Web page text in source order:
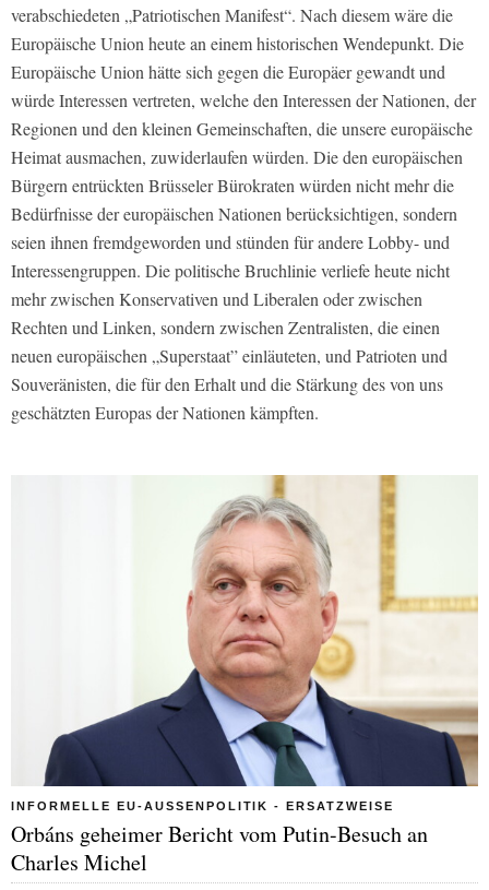
verabschiedeten „Patriotischen Manifest“. Nach diesem wäre die
Europäische Union heute an einem historischen Wendepunkt. Die
Europäische Union hätte sich gegen die Europäer gewandt und
würde Interessen vertreten, welche den Interessen der Nationen, der
Regionen und den kleinen Gemeinschaften, die unsere europäische
Heimat ausmachen, zuwiderlaufen würden. Die den europäischen
Bürgern entrückten Brüsseler Bürokraten würden nicht mehr die
Bedürfnisse der europäischen Nationen berücksichtigen, sondern
seien ihnen fremdgeworden und stünden für andere Lobby- und
Interessengruppen. Die politische Bruchlinie verliefe heute nicht
mehr zwischen Konservativen und Liberalen oder zwischen
Rechten und Linken, sondern zwischen Zentralisten, die einen
neuen europäischen „Superstaat” einläuteten, und Patrioten und
Souveränisten, die für den Erhalt und die Stärkung des von uns
geschätzten Europas der Nationen kämpften.
INFORMELLE EU-AUSSENPOLITIK - ERSATZWEISE
Orbáns geheimer Bericht vom Putin-Besuch an
Charles Michel